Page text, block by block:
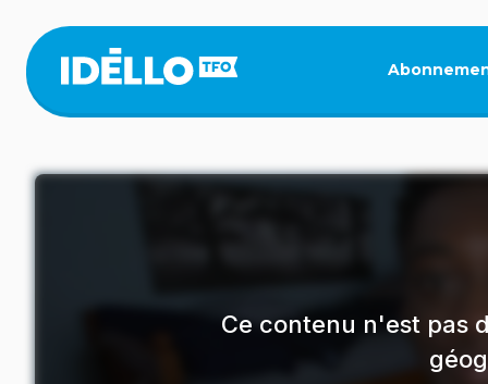
contenu
principal
Ce contenu n'est pas